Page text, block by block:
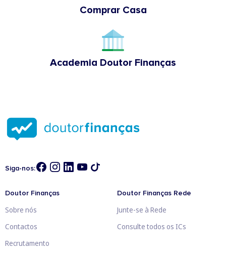
Comprar Casa
Academia Doutor Finanças
Siga-nos:
Doutor Finanças
Sobre nós
Contactos
Recrutamento
Doutor Finanças Rede
Junte-se à Rede
Consulte todos os ICs